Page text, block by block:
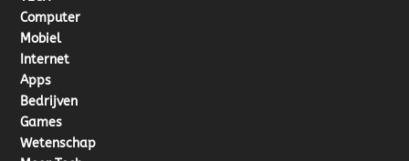
Computer
Mobiel
Internet
Apps
Bedrijven
Games
Wetenschap